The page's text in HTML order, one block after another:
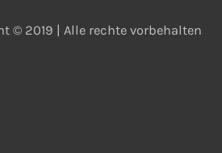
© 2019 | Alle rechte vorbehalten